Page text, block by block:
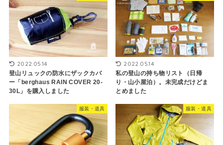
2022.05.14
登山リュックの防水にザックカバ
ー「berghaus RAIN COVER 20-
30L」を購入しました
2022.05.14
私の登山の持ち物リスト（日帰
り・山小屋泊）。未完成だけどま
とめました
服装・道具 服装・道具